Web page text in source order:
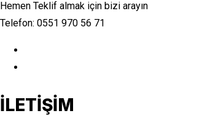
Hemen Teklif almak için bizi arayın
Telefon: 0551 970 56 71
İLETİŞİM